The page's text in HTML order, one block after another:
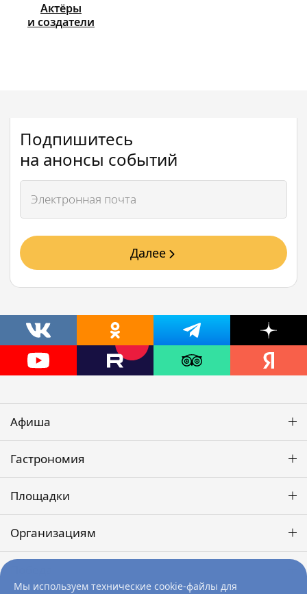
Актёры
и создатели
Мы используем технические cookie-файлы для
Подпишитесь
на анонсы событий
Далее
Афиша
Гастрономия
Площадки
Организациям